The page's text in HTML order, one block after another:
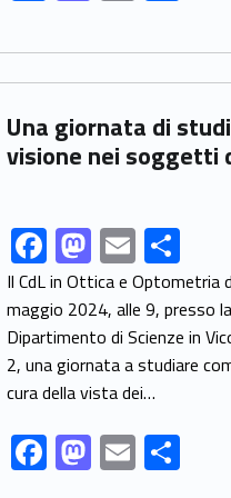
ac
e
b
o
o
as
to
d
o
n
m
ai
l
ar
e
Link identifier archive #link-archive-84206
Una giornata di
visione nei soggetti
Link identifier share facebook archive #share-link-archive-33495F
ac
e
b
o
o
k
M
as
to
d
o
n
E
m
ai
l
S
h
ar
e
Il CdL in Ottica e Optometria
maggio 2024, alle 9, presso
Dipartimento di Scienze in
2, una giornata a studiare
cura della vista dei…
F M E S